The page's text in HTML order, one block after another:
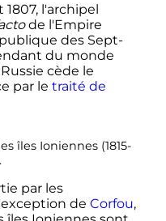
1807, l'archipel
de l'Empire
des Sept-
du monde
cède le
par le traité de
îles Ioniennes (1815-
par les
de Corfou,